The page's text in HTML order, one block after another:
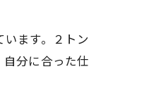
ます。２トン
分に合った仕